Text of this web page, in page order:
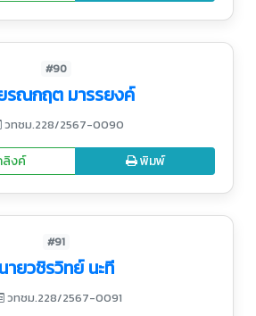
#90
รณกฤต มารรยงค์
วทชม.228/2567-0090
งค์ พิมพ์
#91
นายวชิรวิทย์ นะที
วทชม.228/2567-0091